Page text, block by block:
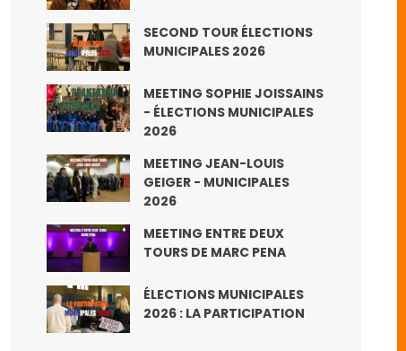
SECOND TOUR ÉLECTIONS
MUNICIPALES 2026
MEETING SOPHIE JOISSAINS
- ÉLECTIONS MUNICIPALES
2026
MEETING JEAN-LOUIS
GEIGER - MUNICIPALES
2026
MEETING ENTRE DEUX
TOURS DE MARC PENA
ÉLECTIONS MUNICIPALES
2026 : LA PARTICIPATION